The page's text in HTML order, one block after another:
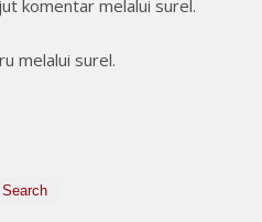
komentar melalui surel.
melalui surel.